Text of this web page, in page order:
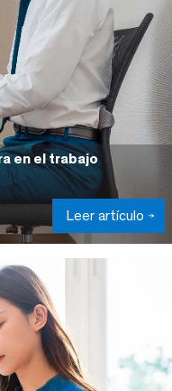
en el trabajo
Leer artículo